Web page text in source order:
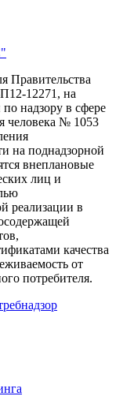
Правительства
12271, на
надзору в сфере
человека № 1053
на поднадзорной
внеплановые
лиц и
реализации в
качества
от
потребителя.